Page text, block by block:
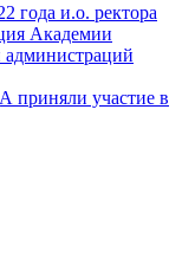
года и.о. ректора
Академии
администраций
приняли участие в